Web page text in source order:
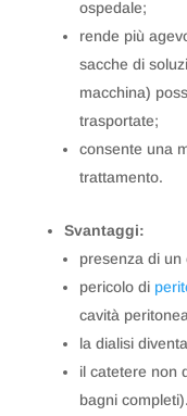
ospedale;
rende più
sacche di
macchina)
trasportate;
consente una
trattamento.
Svantaggi:
presenza di un
pericolo di
cavità
la dialisi
il catetere non
bagni completi).